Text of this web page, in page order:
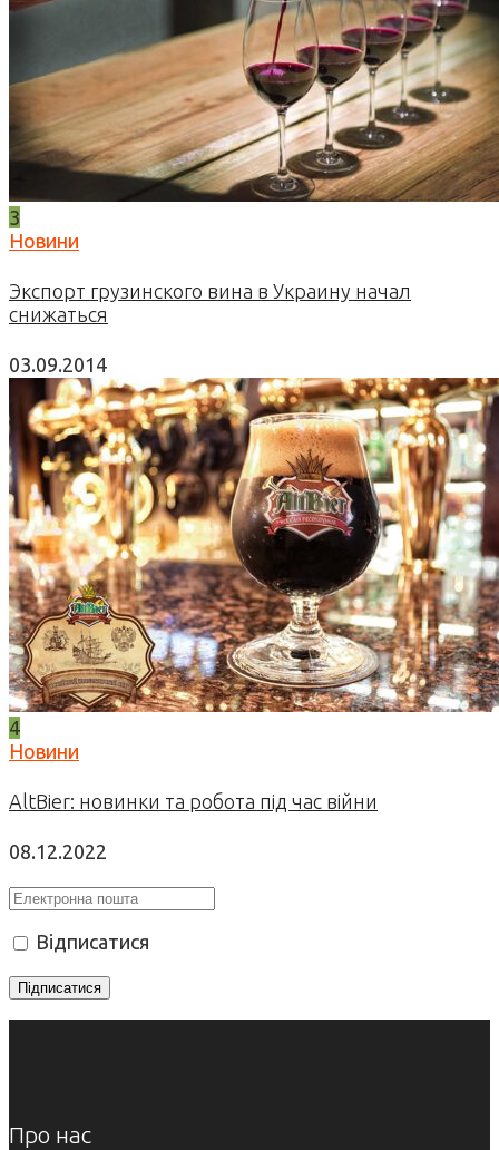
3
Новини
Экспорт грузинского вина в Украину начал
снижаться
03.09.2014
4
Новини
AltBier: новинки та робота під час війни
08.12.2022
Відписатися
Про нас